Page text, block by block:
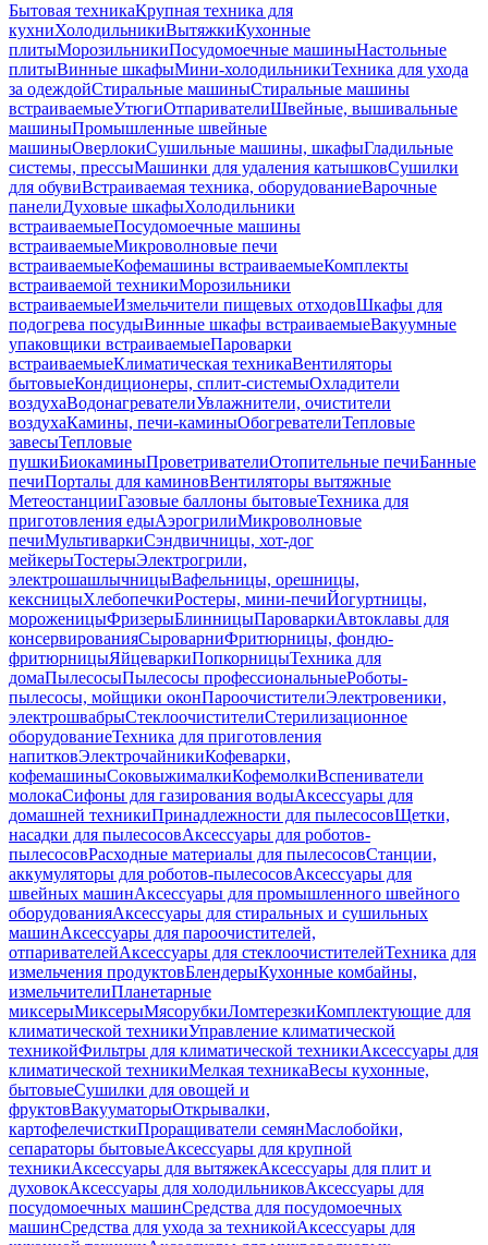
Бытовая техникаКрупная техника для
кухниХолодильникиВытяжкиКухонные
плитыМорозильникиПосудомоечные машиныНастольные
плитыВинные шкафыМини-холодильникиТехника для ухода
за одеждойСтиральные машиныСтиральные машины
встраиваемыеУтюгиОтпаривателиШвейные, вышивальные
машиныПромышленные швейные
машиныОверлокиСушильные машины, шкафыГладильные
системы, прессыМашинки для удаления катышковСушилки
для обувиВстраиваемая техника, оборудованиеВарочные
панелиДуховые шкафыХолодильники
встраиваемыеПосудомоечные машины
встраиваемыеМикроволновые печи
встраиваемыеКофемашины встраиваемыеКомплекты
встраиваемой техникиМорозильники
встраиваемыеИзмельчители пищевых отходовШкафы для
подогрева посудыВинные шкафы встраиваемыеВакуумные
упаковщики встраиваемыеПароварки
встраиваемыеКлиматическая техникаВентиляторы
бытовыеКондиционеры, сплит-системыОхладители
воздухаВодонагревателиУвлажнители, очистители
воздухаКамины, печи-каминыОбогревателиТепловые
завесыТепловые
пушкиБиокаминыПроветривателиОтопительные печиБанные
печиПорталы для каминовВентиляторы вытяжные
МетеостанцииГазовые баллоны бытовыеТехника для
приготовления едыАэрогрилиМикроволновые
печиМультиваркиСэндвичницы, хот-дог
мейкерыТостерыЭлектрогрили,
электрошашлычницыВафельницы, орешницы,
кексницыХлебопечкиРостеры, мини-печиЙогуртницы,
мороженицыФризерыБлинницыПароваркиАвтоклавы для
консервированияСыроварниФритюрницы, фондю-
фритюрницыЯйцеваркиПопкорницыТехника для
домаПылесосыПылесосы профессиональныеРоботы-
пылесосы, мойщики оконПароочистителиЭлектровеники,
электрошвабрыСтеклоочистителиСтерилизационное
оборудованиеТехника для приготовления
напитковЭлектрочайникиКофеварки,
кофемашиныСоковыжималкиКофемолкиВспениватели
молокаСифоны для газирования водыАксессуары для
домашней техникиПринадлежности для пылесосовЩетки,
насадки для пылесосовАксессуары для роботов-
пылесосовРасходные материалы для пылесосовСтанции,
аккумуляторы для роботов-пылесосовАксессуары для
швейных машинАксессуары для промышленного швейного
оборудованияАксессуары для стиральных и сушильных
машинАксессуары для пароочистителей,
отпаривателейАксессуары для стеклоочистителейТехника для
измельчения продуктовБлендерыКухонные комбайны,
измельчителиПланетарные
миксерыМиксерыМясорубкиЛомтерезкиКомплектующие для
климатической техникиУправление климатической
техникойФильтры для климатической техникиАксессуары для
климатической техникиМелкая техникаВесы кухонные,
бытовыеСушилки для овощей и
фруктовВакууматорыОткрывалки,
картофелечисткиПроращиватели семянМаслобойки,
сепараторы бытовыеАксессуары для крупной
техникиАксессуары для вытяжекАксессуары для плит и
духовокАксессуары для холодильниковАксессуары для
посудомоечных машинСредства для посудомоечных
машинСредства для ухода за техникойАксессуары для